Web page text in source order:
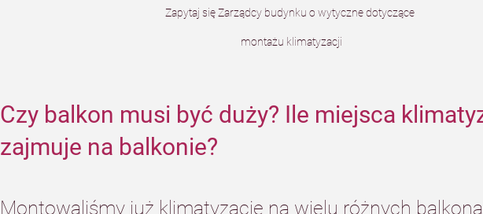
Zapytaj się Zarządcy budynku o wytyczne dotyczące
montażu klimatyzacji
Czy balkon musi być duży? Ile miejsca
zajmuje na balkonie?
Montowaliśmy już klimatyzację na wielu różnych